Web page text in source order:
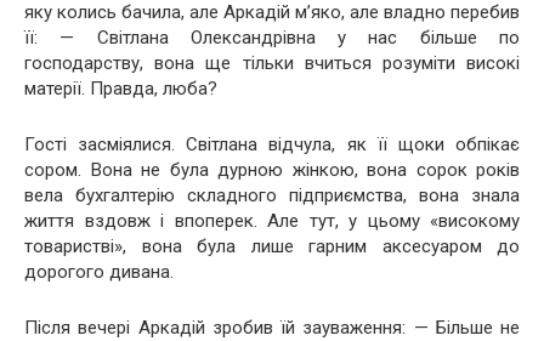
яку колись бачила, але Аркадій м’яко, але владно перебив
її: — Світлана Олександрівна у нас більше по
господарству, вона ще тільки вчиться розуміти високі
матерії. Правда, люба?
Гості засміялися. Світлана відчула, як її щоки обпікає
сором. Вона не була дурною жінкою, вона сорок років
вела бухгалтерію складного підприємства, вона знала
життя вздовж і впоперек. Але тут, у цьому «високому
товаристві», вона була лише гарним аксесуаром до
дорогого дивана.
Після вечері Аркадій зробив їй зауваження: — Більше не